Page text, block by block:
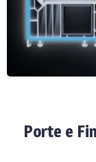
Porte e